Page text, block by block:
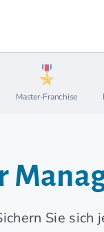
Master-Franchise
Sie sich